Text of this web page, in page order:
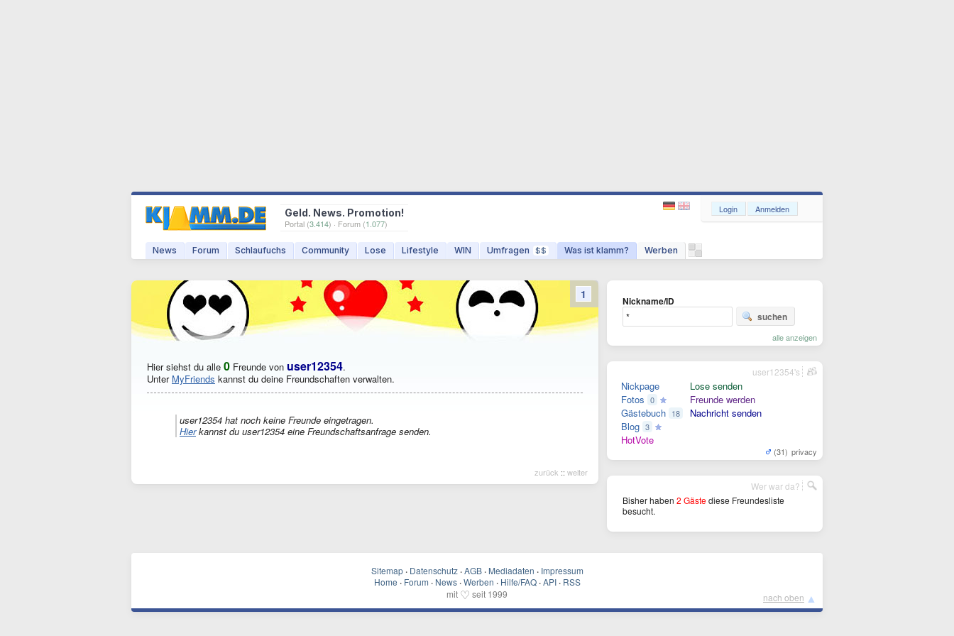
Geld. News. Promotion!
Portal (3.414) · Forum (1.077)
News Forum Schlaufuchs Community Lose Lifestyle WIN Umfragen $$ Was ist klamm? Werben
Login Anmelden
Hier siehst du alle 0 Freunde von user12354.
Unter MyFriends kannst du deine Freundschaften verwalten.
user12354 hat noch keine Freunde eingetragen.
Hierkannst du user12354 eine Freundschaftsanfrage senden.
zurück :: weiter
1
Nickname/ID
suchen
alle anzeigen
Nickpage
Fotos 0
Gästebuch 18
Blog 3
HotVote
Lose senden
Freunde werden
Nachricht senden
(31) privacy
user12354's
Bisher haben 2 Gästediese Freundesliste
besucht.
Wer war da?
Sitemap · Datenschutz · AGB · Mediadaten · Impressum
Home · Forum · News · Werben · Hilfe/FAQ · API · RSS
mit ♡ seit 1999 nach oben ▲